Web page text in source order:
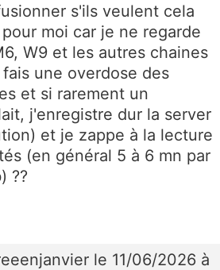
s'ils veulent cela
moi car je ne regarde
W9 et les autres chaines
une overdose des
et si rarement un
j'enregistre dur la server
et je zappe à la lecture
(en général 5 à 6 mn par
??
le 11/06/2026 à